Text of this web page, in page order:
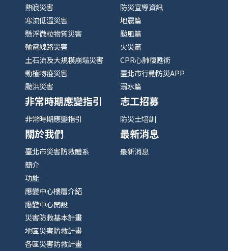
熱浪災害
寒流低溫災害
懸浮微粒物質災害
輸電線路災害
土石流及大規模崩塌災害
動植物疫災害
颱洪災害
防災宣導資訊
地震篇
颱風篇
火災篇
CPR心肺復甦術
臺北市行動防災APP
溺水篇
非常時期應變指引
非常時期應變指引
志工招募
防災士培訓
關於我們
臺北市災害防救體系
簡介
功能
應變中心樓層介紹
應變中心開設
災害防救基本計畫
地區災害防救計畫
各區災害防救計畫
最新消息
最新消息